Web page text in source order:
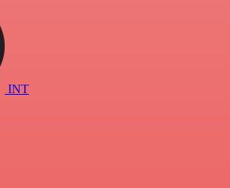
INT